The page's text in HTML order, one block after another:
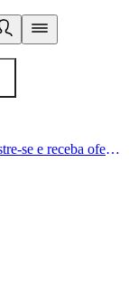
Um estilo de vida saudável começa aqui. Cadastre-se e receba ofertas exclusivas.